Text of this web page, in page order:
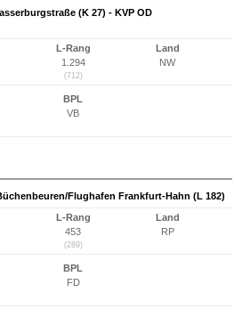
(K 27) - KVP OD
L-Rang
1.294
(712)
Land
NW
BPL
VB
Flughafen Frankfurt-Hahn (L 182)
L-Rang
453
(289)
Land
RP
BPL
FD